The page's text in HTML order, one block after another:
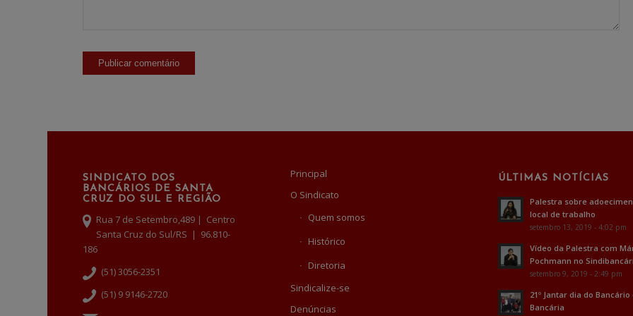
SINDICATO DOS
BANCÁRIOS DE SANTA
CRUZ DO SUL E REGIÃO
Rua 7 de Setembro,489 | Centro
Santa Cruz do Sul/RS | 96.810-
186
(51) 3056-2351
(51) 9 9146-2720
Principal
O Sindicato
Quem somos
Histórico
Diretoria
Sindicalize-se
Denúncias
ÚLTIMAS NOTÍCIAS
Palestra sobre
local de trabalho
setembro 13, 2019 - 4:02 pm
Vídeo da Palestra com
Pochmann no
setembro 9, 2019 - 2:49 pm
21º Jantar dia do Bancário
Bancária